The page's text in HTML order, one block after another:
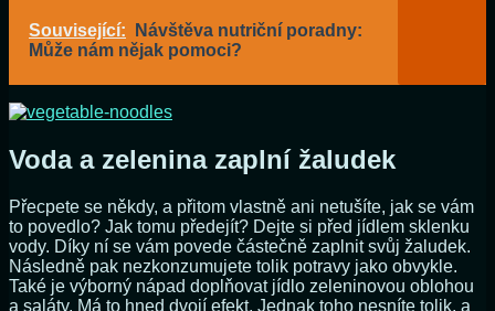
Související:
Návštěva nutriční poradny:
Může nám nějak pomoci?
Voda a zelenina zaplní žaludek
Přecpete se někdy, a přitom vlastně ani netušíte, jak se vám
to povedlo? Jak tomu předejít? Dejte si před jídlem sklenku
vody. Díky ní se vám povede částečně zaplnit svůj žaludek.
Následně pak nezkonzumujete tolik potravy jako obvykle.
Také je výborný nápad doplňovat jídlo zeleninovou oblohou
a saláty. Má to hned dvojí efekt. Jednak toho nesníte tolik, a